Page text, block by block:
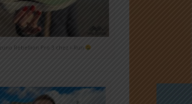
Rebellion Pro 3 chez i-Run